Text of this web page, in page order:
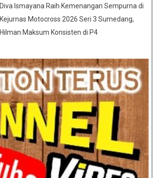
Diva Ismayana Raih Kemenangan Sempurna di
Kejurnas Motocross 2026 Seri 3 Sumedang,
Hilman Maksum Konsisten di P4